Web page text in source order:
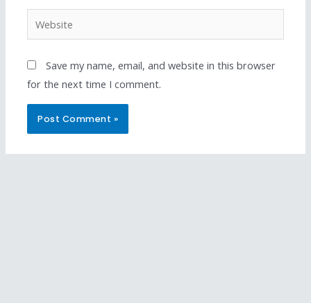
Save my name, email, and website in this browser
for the next time I comment.